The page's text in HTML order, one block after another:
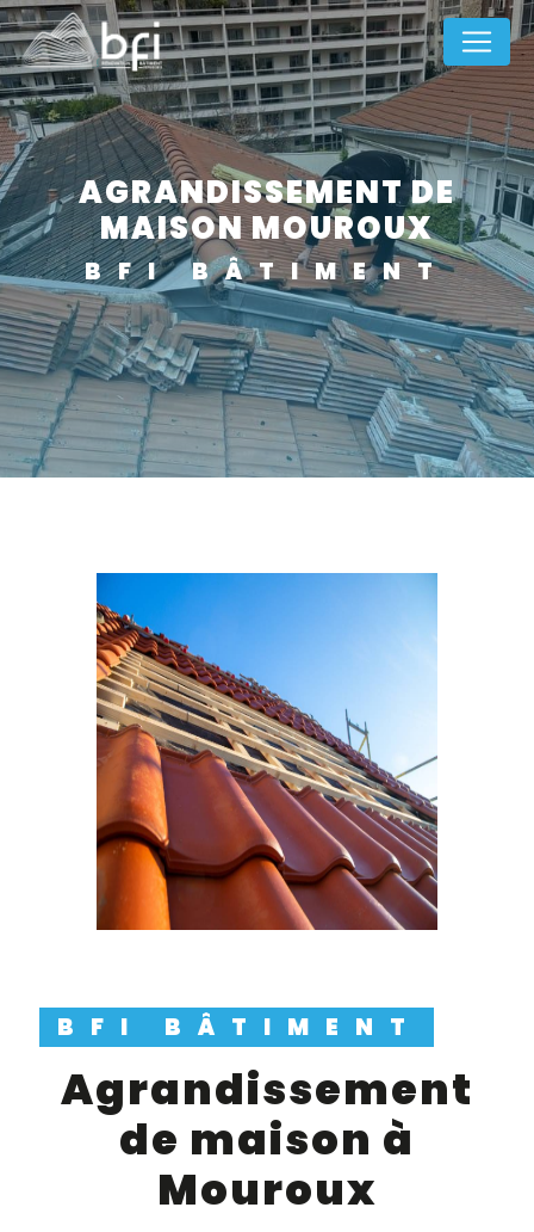
AGRANDISSEMENT DE
MAISON MOUROUX
BFI BÂTIMENT
BFI BÂTIMENT
agrandissement
de maison à
Mouroux
Panneau de gestion des cookies